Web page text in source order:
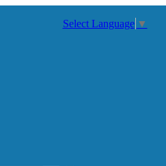
Select Language ▼